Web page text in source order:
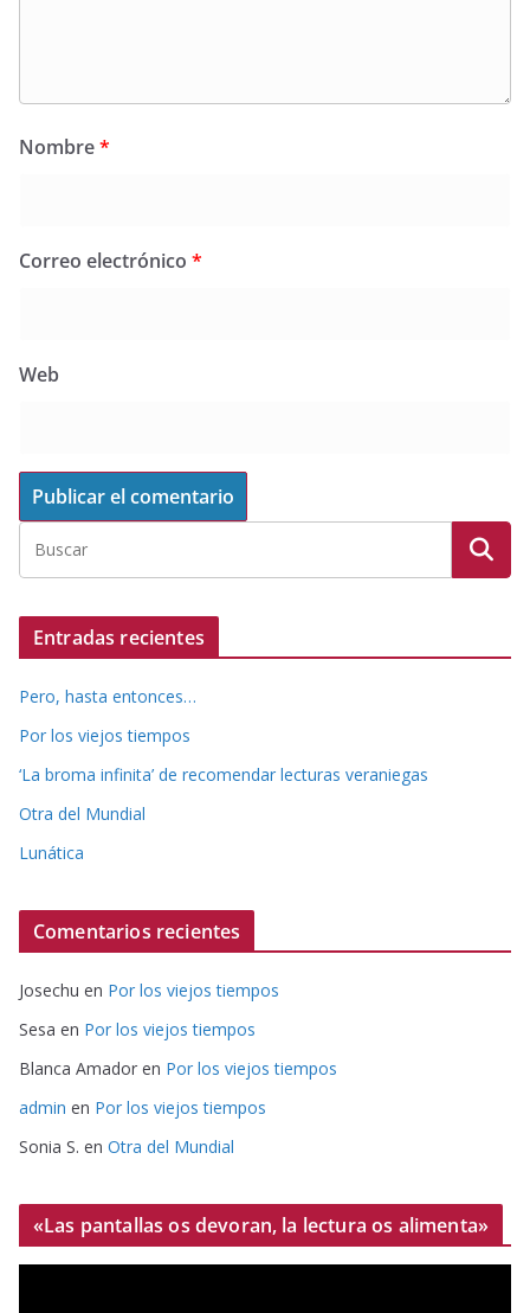
Nombre*
Correo electrónico *
Web
Entradas recientes
Pero, hasta entonces…
Por los viejos tiempos
‘La broma infinita’ de recomendar lecturas veraniegas
Otra del Mundial
Lunática
Comentarios recientes
Josechu en Por los viejos tiempos
Sesa en Por los viejos tiempos
Blanca Amador en Por los viejos tiempos
admin en Por los viejos tiempos
Sonia S. en Otra del Mundial
«Las pantallas os devoran, la lectura os alimenta»